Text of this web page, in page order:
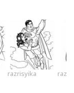
razrisyika